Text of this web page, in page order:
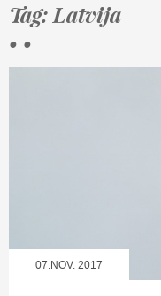
Tag: Latvija
• •
07.NOV, 2017